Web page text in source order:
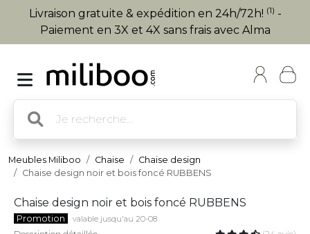
Livraison gratuite & expédition en 24h/72h! (1) -
Paiement en 3X et 4X sans frais avec Alma
Meubles Miliboo Chaise
Chaise design
Chaise design noir et bois foncé RUBBENS
Chaise design noir et bois foncé RUBBENS
Promotion valable jusqu'au 20-08